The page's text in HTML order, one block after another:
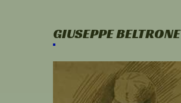
GIUSEPPE BELTRONE